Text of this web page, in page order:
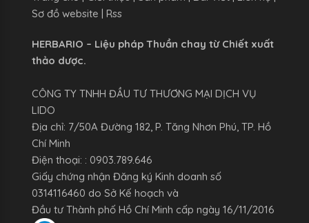
Sơ đồ website
Rss
HERBARIO – Liệu pháp Thuần chay từ Chiết xuất
thảo dược.
CÔNG TY TNHH ĐẦU TƯ THƯƠNG MẠI DỊCH VỤ
LIDO
Địa chỉ: 7/50A Đường 182, P. Tăng Nhơn Phú, TP. Hồ
Chí Minh
Điện thoại: : 0903.789.646
Giấy chứng nhận Đăng ký Kinh doanh số
0314116460 do Sở Kế hoạch và
Đầu tư Thành phố Hồ Chí Minh cấp ngày 16/11/2016